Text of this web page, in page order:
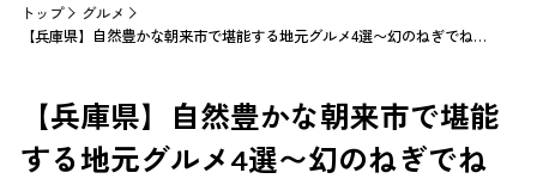
トップ
グルメ
【兵庫県】自然豊かな朝来市で堪能する地元グルメ4選〜幻のねぎでねぎの概念が覆る！？〜
【兵庫県】自然豊かな朝来市で堪能
する地元グルメ4選〜幻のねぎでね